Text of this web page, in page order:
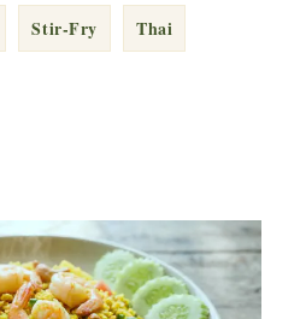
Stir-Fry Thai